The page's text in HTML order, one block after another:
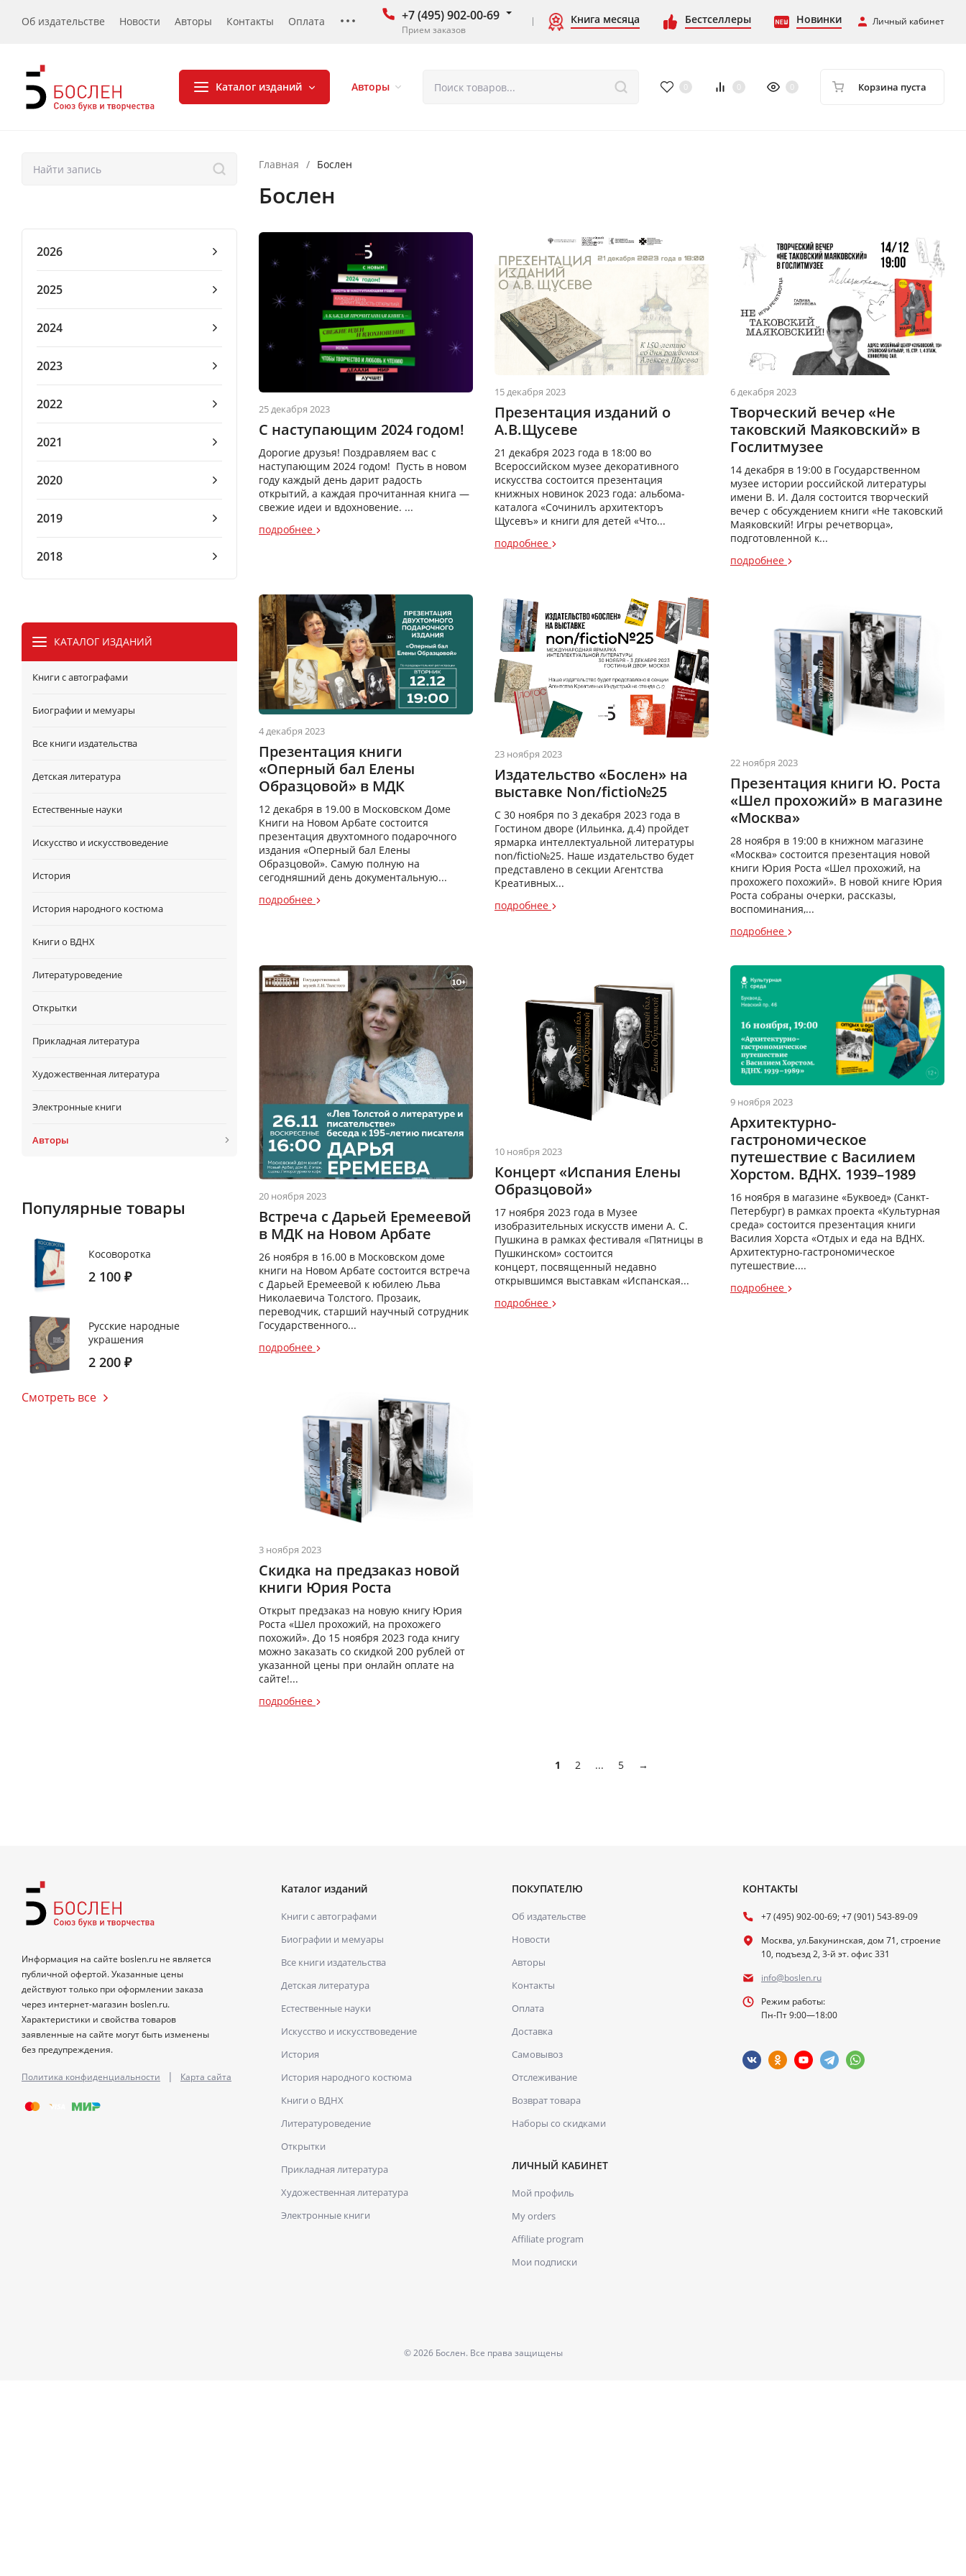
Об издательстве Новости Авторы Контакты Оплата +7 (495) 902-00-69
Прием заказов
Книга месяца Бестселлеры Новинки Личный кабинет
Каталог изданий Авторы 0 0 0 Корзина пуста
2026
2025
2024
2023
2022
2021
2020
2019
2018
КАТАЛОГ ИЗДАНИЙ
Книги с автографами
Биографии и мемуары
Все книги издательства
Детская литература
Естественные науки
Искусство и искусствоведение
История
История народного костюма
Книги о ВДНХ
Литературоведение
Открытки
Прикладная литература
Художественная литература
Электронные книги
Авторы
Популярные товары
Косоворотка
2 100 ₽
Русские народные
украшения
2 200 ₽
Смотреть все
Главная / Бослен
Бослен
25 декабря 2023
С наступающим 2024 годом!
Дорогие друзья! Поздравляем вас с
наступающим 2024 годом! Пусть в новом
году каждый день дарит радость
открытий, а каждая прочитанная книга —
свежие идеи и вдохновение. ...
подробнее
15 декабря 2023
Презентация изданий о
А.В.Щусеве
21 декабря 2023 года в 18:00 во
Всероссийском музее декоративного
искусства состоится презентация
книжных новинок 2023 года: альбома-
каталога «Сочинилъ архитекторъ
Щусевъ» и книги для детей «Что...
подробнее
6 декабря 2023
Творческий вечер «Не
таковский Маяковский» в
Гослитмузее
14 декабря в 19:00 в Государственном
музее истории российской литературы
имени В. И. Даля состоится творческий
вечер с обсуждением книги «Не таковский
Маяковский! Игры речетворца»,
подготовленной к...
подробнее
4 декабря 2023
Презентация книги
«Оперный бал Елены
Образцовой» в МДК
12 декабря в 19.00 в Московском Доме
Книги на Новом Арбате состоится
презентация двухтомного подарочного
издания «Оперный бал Елены
Образцовой». Самую полную на
сегодняшний день документальную...
подробнее
23 ноября 2023
Издательство «Бослен» на
выставке Non/fictio№25
C 30 ноября по 3 декабря 2023 года в
Гостином дворе (Ильинка, д.4) пройдет
ярмарка интеллектуальной литературы
non/fictio№25. Наше издательство будет
представлено в секции Агентства
Креативных...
подробнее
22 ноября 2023
Презентация книги Ю. Роста
«Шел прохожий» в магазине
«Москва»
28 ноября в 19:00 в книжном магазине
«Москва» состоится презентация новой
книги Юрия Роста «Шел прохожий, на
прохожего похожий». В новой книге Юрия
Роста собраны очерки, рассказы,
воспоминания,...
подробнее
20 ноября 2023
Встреча с Дарьей Еремеевой
в МДК на Новом Арбате
26 ноября в 16.00 в Московском доме
книги на Новом Арбате состоится встреча
с Дарьей Еремеевой к юбилею Льва
Николаевича Толстого. Прозаик,
переводчик, старший научный сотрудник
Государственного...
подробнее
10 ноября 2023
Концерт «Испания Елены
Образцовой»
17 ноября 2023 года в Музее
изобразительных искусств имени А. С.
Пушкина в рамках фестиваля «Пятницы в
Пушкинском» состоится
концерт, посвященный недавно
открывшимся выставкам «Испанская...
подробнее
9 ноября 2023
Архитектурно-
гастрономическое
путешествие с Василием
Хорстом. ВДНХ. 1939–1989
16 ноября в магазине «Буквоед» (Санкт-
Петербург) в рамках проекта «Культурная
среда» состоится презентация книги
Василия Хорста «Отдых и еда на ВДНХ.
Архитектурно-гастрономическое
путешествие....
подробнее
3 ноября 2023
Скидка на предзаказ новой
книги Юрия Роста
Открыт предзаказ на новую книгу Юрия
Роста «Шел прохожий, на прохожего
похожий». До 15 ноября 2023 года книгу
можно заказать со скидкой 200 рублей от
указанной цены при онлайн оплате на
сайте!...
подробнее
1 2 ... 5 →
Информация на сайте boslen.ru не является
публичной офертой. Указанные цены
действуют только при оформлении заказа
через интернет-магазин boslen.ru.
Характеристики и свойства товаров
заявленные на сайте могут быть изменены
без предупреждения.
Политика конфиденциальности | Карта сайта
Каталог изданий
Книги с автографами
Биографии и мемуары
Все книги издательства
Детская литература
Естественные науки
Искусство и искусствоведение
История
История народного костюма
Книги о ВДНХ
Литературоведение
Открытки
Прикладная литература
Художественная литература
Электронные книги
ПОКУПАТЕЛЮ
Об издательстве
Новости
Авторы
Контакты
Оплата
Доставка
Самовывоз
Отслеживание
Возврат товара
Наборы со скидками
ЛИЧНЫЙ КАБИНЕТ
Мой профиль
My orders
Affiliate program
Мои подписки
КОНТАКТЫ
+7 (495) 902-00-69; +7 (901) 543-89-09
Москва, ул.Бакунинская, дом 71, строение
10, подъезд 2, 3-й эт. офис 331
info@boslen.ru
Режим работы:
Пн-Пт 9:00—18:00
© 2026 Бослен. Все права защищены